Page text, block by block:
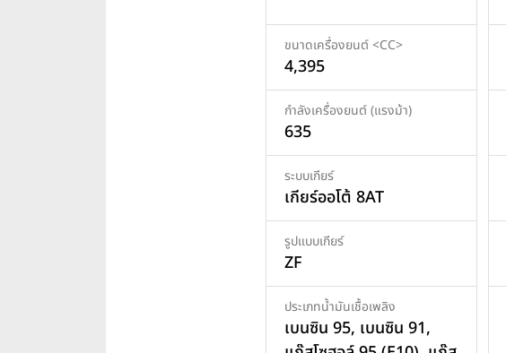
ขนาดเครื่องยนต์ <CC>
4,395
กำลังเครื่องยนต์ (แรงม้า)
635
ระบบเกียร์
เกียร์ออโต้ 8AT
รูปแบบเกียร์
ZF
ประเภทน้ำมันเชื้อเพลิง
เบนซิน 95, เบนซิน 91,